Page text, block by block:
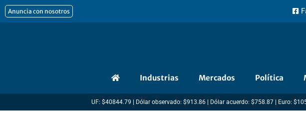
al
Anuncia con nosotros
Industrias Mercados Política
UF: $40844.79 | Dólar observado: $913.86 | Dólar acuerdo: $758.87 | Euro: